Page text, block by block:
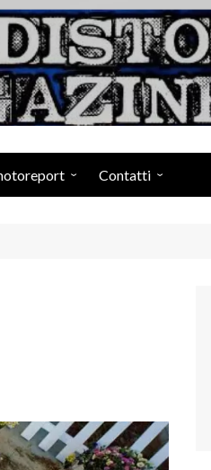
Suoni Distorti
Contatti